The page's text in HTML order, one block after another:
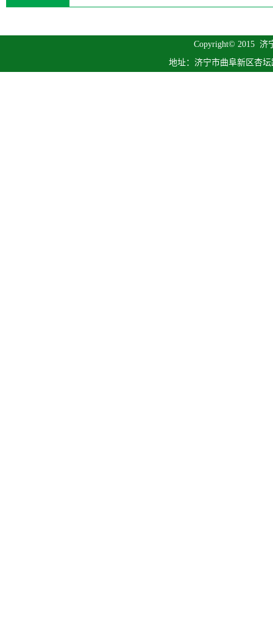
Copyright© 2015 济
地址：济宁市曲阜新区杏